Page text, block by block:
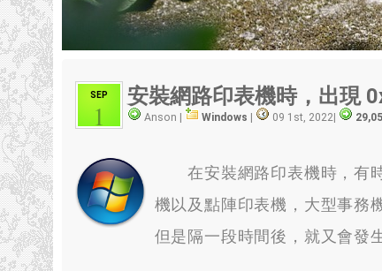
SEP
1
安裝網路印表機時， 出現
Anson | Windows 09 1st, 2022|
在安裝網路印表機時 ，有
機以及點陣印表機 ， 大型事務
但是隔一段時間後 ， 就又會發